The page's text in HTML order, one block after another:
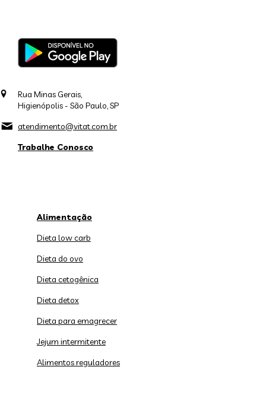
Rua Minas Gerais,
Higienópolis - São Paulo, SP
atendimento@vitat.com.br
Trabalhe Conosco
Alimentação
Dieta low carb
Dieta do ovo
Dieta cetogênica
Dieta detox
Dieta para emagrecer
Jejum intermitente
Alimentos reguladores